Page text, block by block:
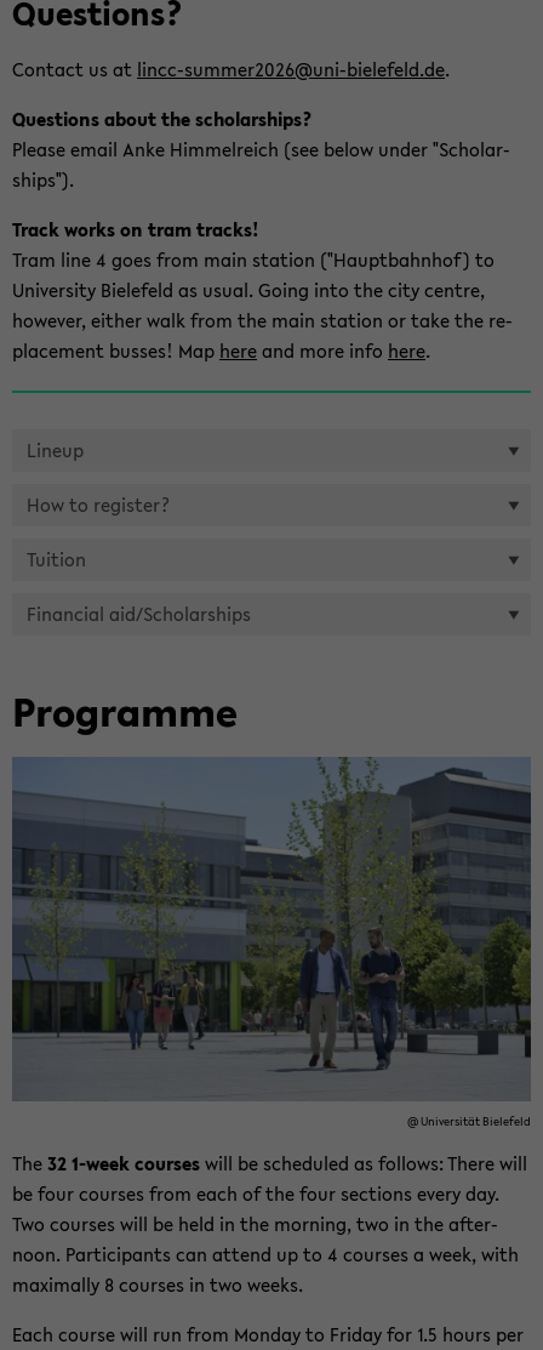
on
seln
Ques­ti­ons?
Con­tact us at lincc-​summer2026@uni-​bielefeld.de.
Ques­ti­ons about the scholar­ships?
Plea­se email Anke Him­mel­reich (see below under "Scholar­
ships").
Track works on tram tracks!
Tram line 4 goes from main sta­ti­on ("Haupt­bahn­hof) to
Uni­ver­si­ty Bie­le­feld as usual. Going into the city cent­re,
how­e­ver, eit­her walk from the main sta­ti­on or take the re­
pla­ce­ment bus­ses! Map hereand more info here.
Li­ne­up
How to re­gis­ter?
Tui­ti­on
Fi­nan­cial aid/Scholar­ships
Pro­gram­me
@ Uni­ver­si­tät Bie­le­feld
The32 1-​week cour­seswill be sche­du­led as fol­lows: There will
be four cour­ses from each of the four sec­tions every day.
Two cour­ses will be held in the mor­ning, two in the af­ter­
noon. Par­ti­ci­pants can at­tend up to 4 cour­ses a week, with
ma­xi­mal­ly 8 cour­ses in two weeks.
Each cour­se will run from Mon­day to Fri­day for 1.5 hours per